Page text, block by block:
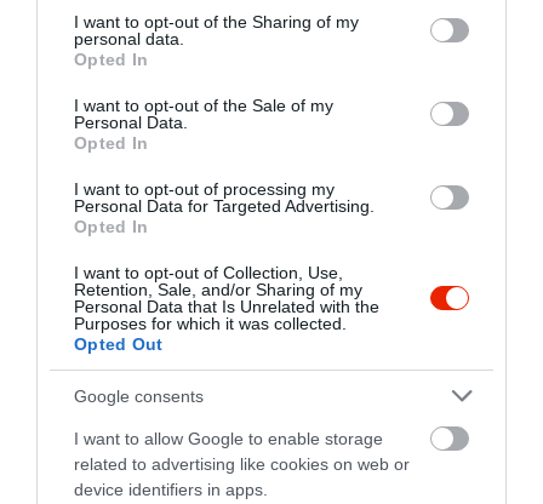
not limited to your visit or usage behaviour. You may click to
grant or deny consent to Google and its third-party tags to
use your data for below specified purposes in below Google
consent section.
I want to opt-out of the Sharing of my
personal data.
Opted In
I want to opt-out of the Sale of my
Personal Data.
Opted In
I want to opt-out of processing my
Personal Data for Targeted Advertising.
Opted In
I want to opt-out of Collection, Use,
Retention, Sale, and/or Sharing of my
Personal Data that Is Unrelated with the
Purposes for which it was collected.
Opted Out
Google consents
I want to allow Google to enable storage
related to advertising like cookies on web or
device identifiers in apps.